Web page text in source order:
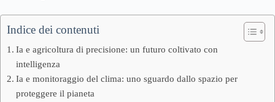
Indice dei contenuti
Ia e agricoltura di precisione: un futuro coltivato con
intelligenza
Ia e monitoraggio del clima: uno sguardo dallo spazio per
proteggere il pianeta